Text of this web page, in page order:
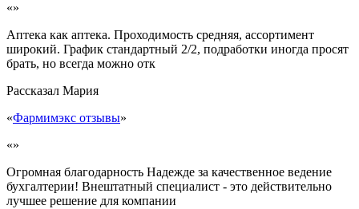
«»
Аптека как аптека. Проходимость средняя, ассортимент
широкий. График стандартный 2/2, подработки иногда просят
брать, но всегда можно отк
Рассказал Мария
«Фармимэкс отзывы»
«»
Огромная благодарность Надежде за качественное ведение
бухгалтерии! Внештатный специалист - это действительно
лучшее решение для компании